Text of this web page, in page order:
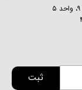
ثبت